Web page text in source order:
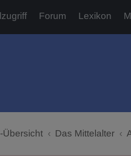
Forum Lexikon
Übersicht Das Mittelalter